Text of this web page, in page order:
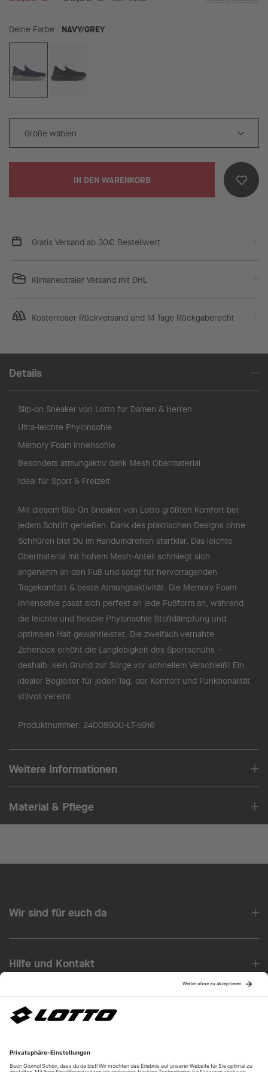
Deine Farbe NAVY/GREY
IN DEN WARENKORB
Gratis Versand ab 30€ Bestellwert
Klimaneutraler Versand mit DHL
Kostenloser Rückversand und 14 Tage Rückgaberecht
Details
Slip-on Sneaker von Lotto für Damen & Herren
Ultra-leichte Phylonsohle
Memory Foam Innensohle
Besonders atmungaktiv dank Mesh Obermaterial
Ideal für Sport & Freizeit
Mit diesem Slip-On Sneaker von Lotto größten Komfort bei
jedem Schritt genießen. Dank des praktischen Designs ohne
Schnüren bist Du im Handumdrehen startklar. Das leichte
Obermaterial mit hohem Mesh-Anteil schmiegt sich
angenehm an den Fuß und sorgt für hervorragenden
Tragekomfort & beste Atmungsaktivität. Die Memory Foam
Innensohle passt sich perfekt an jede Fußform an, während
die leichte und flexible Phylonsohle Stoßdämpfung und
optimalen Halt gewährleistet. Die zweifach vernähte
Zehenbox erhöht die Langlebigkeit des Sportschuhs –
deshalb: kein Grund zur Sorge vor schnellem Verschleiß! Ein
idealer Begleiter für jeden Tag, der Komfort und Funktionalität
stilvoll vereint.
Produktnummer: 2400890U-LT-5916
Weitere Informationen
Material & Pflege
Wir sind für euch da
Hilfe und Kontakt
Über uns
Unsere Vorteile